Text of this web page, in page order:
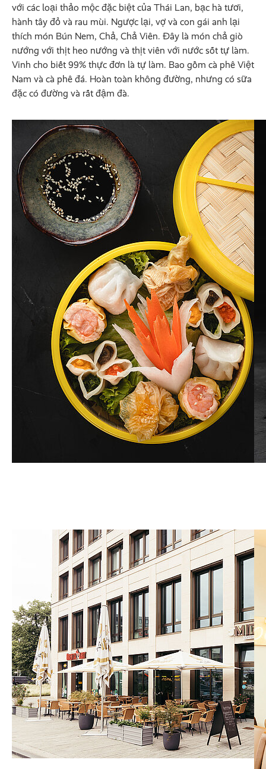
với các loại thảo mộc đặc biệt của Thái Lan, bạc hà tươi,
hành tây đỏ và rau mùi. Ngược lại, vợ và con gái anh lại
thích món Bún Nem, Chả, Chả Viên. Đây là món chả giò
nướng với thịt heo nướng và thịt viên với nước sốt tự làm.
Vinh cho biết 99% thực đơn là tự làm. Bao gồm cà phê Việt
Nam và cà phê đá. Hoàn toàn không đường, nhưng có sữa
đặc có đường và rất đậm đà.